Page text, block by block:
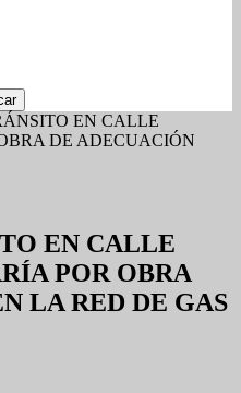
EN CALLE
DE ADECUACIÓN
EN CALLE
POR OBRA
LA RED DE GAS